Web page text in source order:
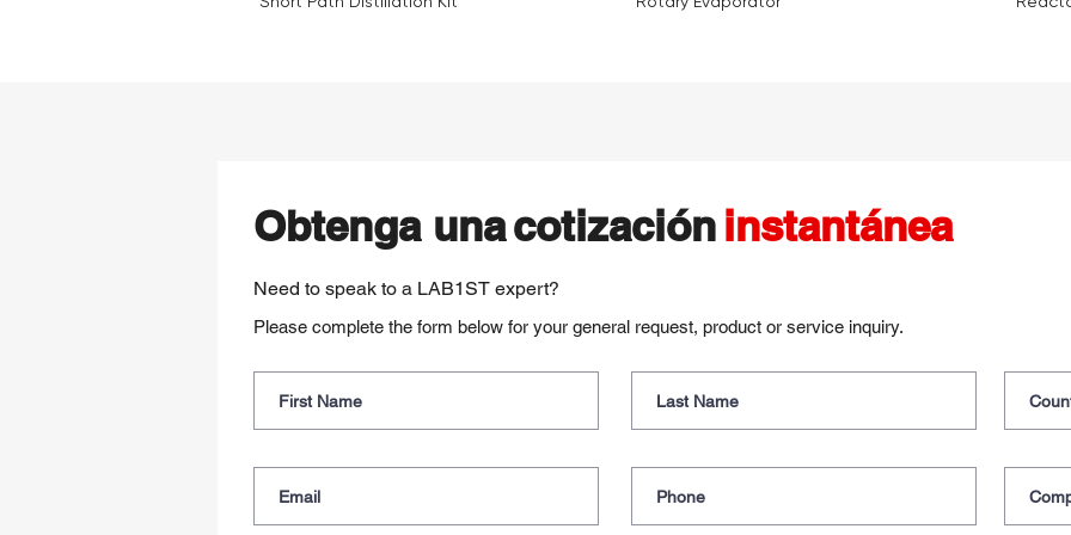
Obtenga unacotizacióninstantánea
Need to speak to a LAB1ST expert?
Please complete the form below for your general request, product or service inquiry.